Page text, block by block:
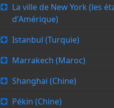
La ville de New York (les
d'Amérique)
Istanbul (Turquie)
Marrakech (Maroc)
Shanghai (Chine)
Pékin (Chine)